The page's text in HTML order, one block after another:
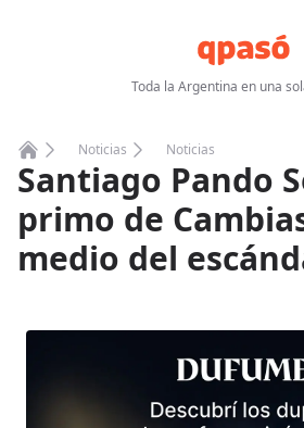
Toda la Argentina en una
Home
Noticias Noticias
Santiago Pando
primo de
medio del